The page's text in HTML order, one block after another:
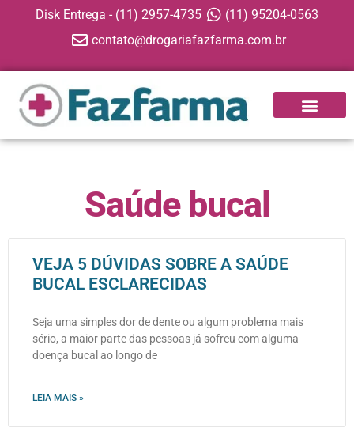
Disk Entrega - (11) 2957-4735
(11) 95204-0563
contato@drogariafazfarma.com.br
Saúde bucal
VEJA 5 DÚVIDAS SOBRE A SAÚDE
BUCAL ESCLARECIDAS
Seja uma simples dor de dente ou algum problema mais
sério, a maior parte das pessoas já sofreu com alguma
doença bucal ao longo de
LEIA MAIS »